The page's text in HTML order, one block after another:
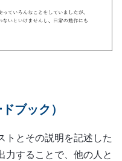
ブック）
トとその説明を記述した
力することで、他の人と